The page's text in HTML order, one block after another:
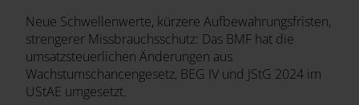
Neue Schwellenwerte, kürzere Aufbewahrungsfristen,
strengerer Missbrauchsschutz: Das BMF hat die
umsatzsteuerlichen Änderungen aus
Wachstumschancengesetz, BEG IV und JStG 2024 im
UStAE umgesetzt.